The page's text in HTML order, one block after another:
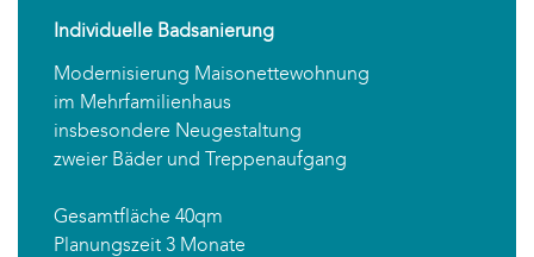
Individuelle Badsanierung
Modernisierung Maisonettewohnung
im Mehrfamilienhaus
insbesondere Neugestaltung
zweier Bäder und Treppenaufgang
Gesamtfläche 40qm
Planungszeit 3 Monate